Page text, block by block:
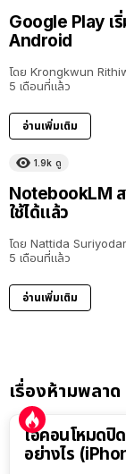
Google Play เ
Android
โดย Krongkwun
5 เดือนที่แล้ว
อ่านเพิ่มเติม
1.9k ดู
NotebookLM
ใช้ได้แล้ว
โดย Nattida
5 เดือนที่แล้ว
อ่านเพิ่มเติม
เรื่องห้ามพลาด
ไอคอนโหมดปิ
อย่างไร